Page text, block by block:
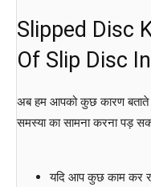
Slipped Disc
Of Slip Disc
अब हम आपको कुछ कारण
समस्या का सामना करना पड़
यदि आप कुछ काम कर